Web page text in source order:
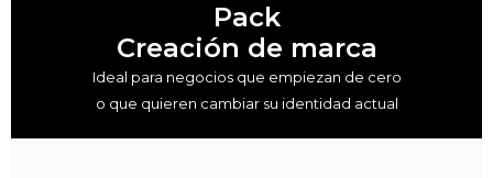
Pack
Creación de marca
Ideal para negocios que empiezan de cero
o que quieren cambiar su identidad actual